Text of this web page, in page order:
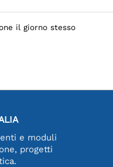
il giorno stesso
e moduli
progetti